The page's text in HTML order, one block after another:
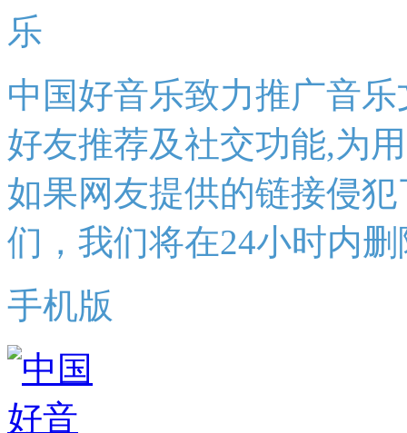
中国好音乐致力推广音
好友推荐及社交功能,为
如果网友提供的链接侵
们，我们将在24小时内
手机版